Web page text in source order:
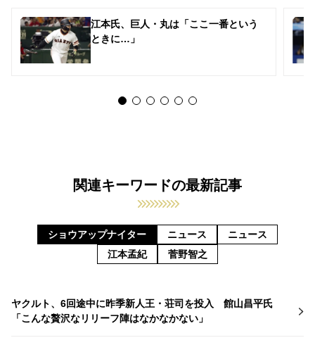
江本氏、巨人・丸は「ここ一番という
ときに…」
関連キーワードの最新記事
ショウアップナイター ニュース
ニュース
江本孟紀
菅野智之
ヤクルト、6回途中に昨季新人王・荘司を投入 館山昌平氏
「こんな贅沢なリリーフ陣はなかなかない」